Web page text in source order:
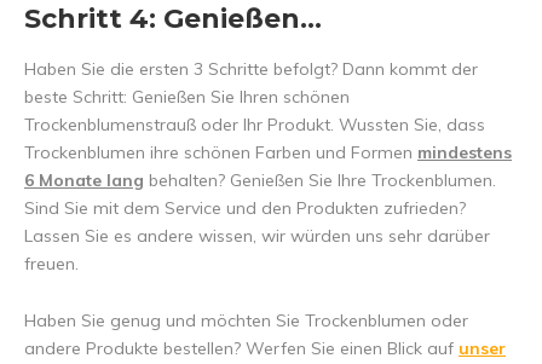
Schritt 4: Genießen...
Haben Sie die ersten 3 Schritte befolgt? Dann kommt der
beste Schritt: Genießen Sie Ihren schönen
Trockenblumenstrauß oder Ihr Produkt. Wussten Sie, dass
Trockenblumen ihre schönen Farben und Formen mindestens
6 Monate lang behalten? Genießen Sie Ihre Trockenblumen.
Sind Sie mit dem Service und den Produkten zufrieden?
Lassen Sie es andere wissen, wir würden uns sehr darüber
freuen.
Haben Sie genug und möchten Sie Trockenblumen oder
andere Produkte bestellen? Werfen Sie einen Blick auf unser